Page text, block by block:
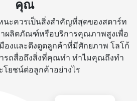
คุณ
นะควรเป็นสิ่งสำคัญที่สุดของสตาร์ท
ผลิตภัณฑ์หรือบริการคุณภาพสูงเพื่อ
องและดึงดูดลูกค้าที่มีศักยภาพ โลโก้
รถสื่อถึงสิ่งที่คุณทำ ทำไมคุณถึงทำ
โยชน์ต่อลูกค้าอย่างไร